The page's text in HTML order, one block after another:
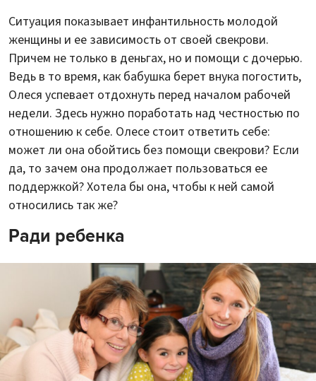
Ситуация показывает инфантильность молодой
женщины и ее зависимость от своей свекрови.
Причем не только в деньгах, но и помощи с дочерью.
Ведь в то время, как бабушка берет внука погостить,
Олеся успевает отдохнуть перед началом рабочей
недели. Здесь нужно поработать над честностью по
отношению к себе. Олесе стоит ответить себе:
может ли она обойтись без помощи свекрови? Если
да, то зачем она продолжает пользоваться ее
поддержкой? Хотела бы она, чтобы к ней самой
относились так же?
Ради ребенка